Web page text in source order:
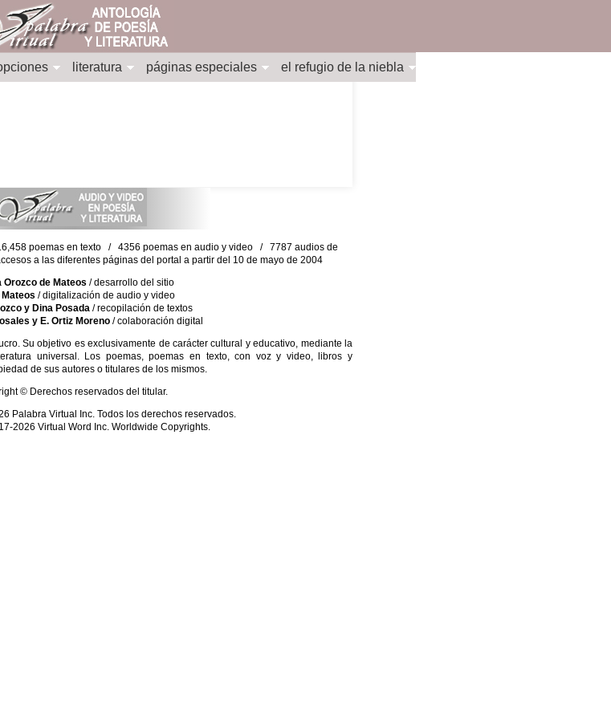
literatura páginas especiales el refugio de la niebla
poemas en texto / 4356 poemas en audio y video / 7787 audios de
a las diferentes páginas del portal a partir del 10 de mayo de 2004
Orozco de Mateos / desarrollo del sitio
/ digitalización de audio y video
y Dina Posada/ recopilación de textos
y E. Ortiz Moreno/ colaboración digital
Su objetivo es exclusivamente de carácter cultural y educativo, mediante la
universal. Los poemas, poemas en texto, con voz y video, libros y
de sus autores o titulares de los mismos.
© Derechos reservados del titular.
Palabra Virtual Inc. Todos los derechos reservados.
2026 Virtual Word Inc. Worldwide Copyrights.